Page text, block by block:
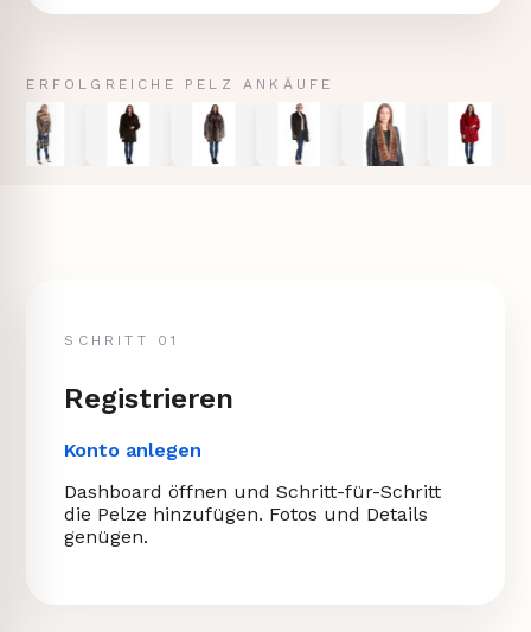
ERFOLGREICHE PELZ ANKÄUFE
SCHRITT 01
Registrieren
Konto anlegen
Dashboard öffnen und Schritt-für-Schritt
die Pelze hinzufügen. Fotos und Details
genügen.